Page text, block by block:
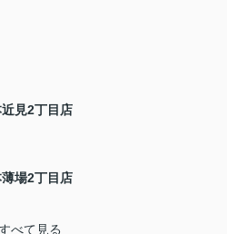
見2丁目店
場2丁目店
べて見る